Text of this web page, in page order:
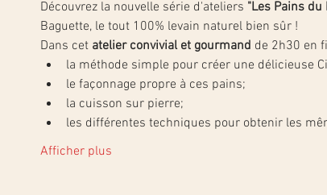
Découvrez la nouvelle série d'ateliers "Les Pains du
Baguette, le tout 100% levain naturel bien sûr !
Dans cet atelier convivial et gourmand de 2h30 en
la méthode simple pour créer une délicieuse
le façonnage propre à ces pains;
la cuisson sur pierre;
les différentes techniques pour obtenir les
Afficher plus